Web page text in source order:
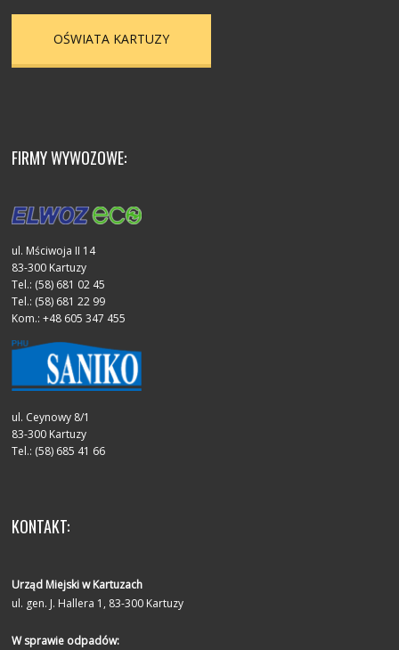
OŚWIATA KARTUZY
FIRMY WYWOZOWE:
ul. Mściwoja II 14
83-300 Kartuzy
Tel.: (58) 681 02 45
Tel.: (58) 681 22 99
Kom.: +48 605 347 455
ul. Ceynowy 8/1
83-300 Kartuzy
Tel.: (58) 685 41 66
KONTAKT:
Urząd Miejski w Kartuzach
ul. gen. J. Hallera 1, 83-300 Kartuzy
W sprawie odpadów: